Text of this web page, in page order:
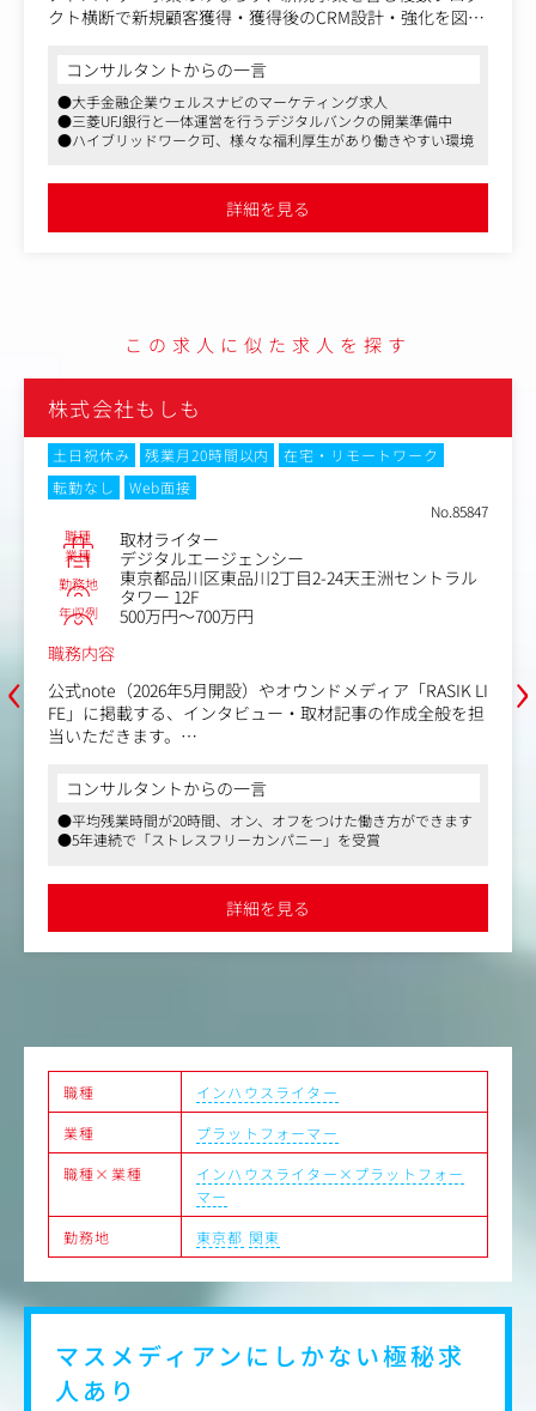
クト横断で新規顧客獲得・獲得後のCRM設計・強化を図っ
今回はマス・デジタルと様々なチャネルにおけるマーケテ
ィング戦略の企画～実行の最適化を、責任者とともに旗振
りする役割をになっていただくポジションです。
〈業務内容〉
●コミュニケーション戦略・ブランド戦略の企画と、それ
にもとづく各種施策の管理およびクリエイティブディレク
●デジタルマーケティングの各種施策実行およびKPIマネ
●広告代理店との各種調整（メディアバイイング含む）
●データベースを活用したマーケティング施策の立案、運
用
●新規顧客獲得を目的とした『オフライン施策』の立案、
運用
●新規顧客獲得後のCRMを目的とした『オンライン（mai
●施策実行結果のデータ分析および検証など
〈業務の魅力について〉
●日本の社会課題に向き合い、長期でお客様の人生設計を
担うプロダクトに携われる点
●スタートアップならではのスピード感・裁量の大きさが
いる点
●250名規模の少数精鋭の組織で、企画～施策実行～効果
検証まで一連の流れを裁量を持って実施できる点
新しい施策を検討実施できる点
●新規事業の立ち上げに伴い、取り組み範囲の幅も広が
り、習得スキルや経験値も高めることができる点
コンサルタントからの一言
●大手金融企業ウェルスナビのマーケティング求人
●三菱UFJ銀行と一体運営を行うデジタルバンクの開業準備中
●ハイブリッドワーク可、様々な福利厚生があり働きやすい環境
詳細を見る
この求人に似た求人を探す
‹
株式会社もしも
土日祝休み 残業月20時間以内
在宅・リモートワーク
転勤なし
Web面接
No.85847
職種 取材ライター
業種 デジタルエージェンシー
勤務地
東京都品川区東品川2丁目2-24天王洲セントラル
タワー 12F
年収例
500万円～700万円
職務内容
公式note（2026年5月開設）やオウンドメディア「RASIK LI
FE」に掲載する、インタビュー・取材記事の作成全般を担
当いただきます。
【具体的には】
・社内メンバーへのインタビュー記事作成（社内各部門
（MD・QC・CSなど）への企画立案、質問設計、取材、執
筆まで一気通貫で担当
・展示会や国内外の拠点（スタジオ、物流拠点、将来的に
は海外工場等）への取材・同行
を掴んでいただきます。将来的には、ライター陣や他メン
バーの中核（リーダー）として、進捗管理や育成などのマ
ネジメント領域へステップアップしていただくことを期待
しています。
コンサルタントからの一言
●平均残業時間が20時間、オン、オフをつけた働き方ができます
●5年連続で「ストレスフリーカンパニー」を受賞
詳細を見る
›
職種
インハウスライター
業種
プラットフォーマー
職種×業種
インハウスライター×プラットフォー
マー
勤務地
東京都 関東
マスメディアンにしかない極秘求
人あり